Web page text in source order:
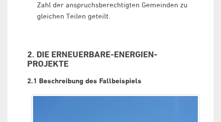
Zahl der anspruchsberechtigten Gemeinden zu
gleichen Teilen geteilt.
2. DIE ERNEUERBARE-ENERGIEN-
PROJEKTE
2.1 Beschreibung des Fallbeispiels